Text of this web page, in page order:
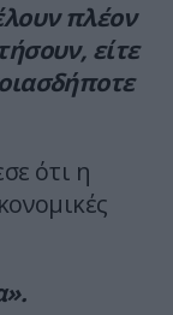
πλέον
είτε
ότι η